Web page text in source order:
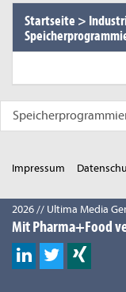
Startseite >
Impressum
2026 // Ultima Media
Mit Pharma+Food